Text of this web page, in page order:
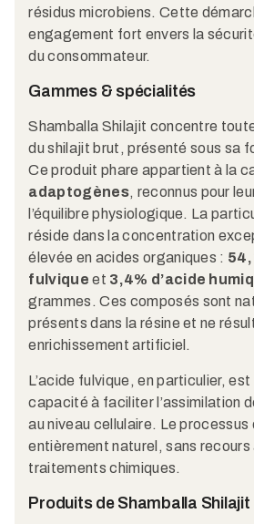
résidus microbiens. Cette
engagement fort envers la
du consommateur.
Gammes & spécialités
Shamballa Shilajit concentre
du shilajit brut, présenté sous sa
Ce produit phare appartient à la
adaptogènes, reconnus pour
l’équilibre physiologique. La
réside dans la concentration
élevée en acides organiques :
fulvique et 3,4% d’acide
grammes. Ces composés sont
présents dans la résine et ne
enrichissement artificiel.
L’acide fulvique, en particulier,
capacité à faciliter l’assimilation
au niveau cellulaire. Le
entièrement naturel, sans recours
traitements chimiques.
Produits de Shamballa Shilajit